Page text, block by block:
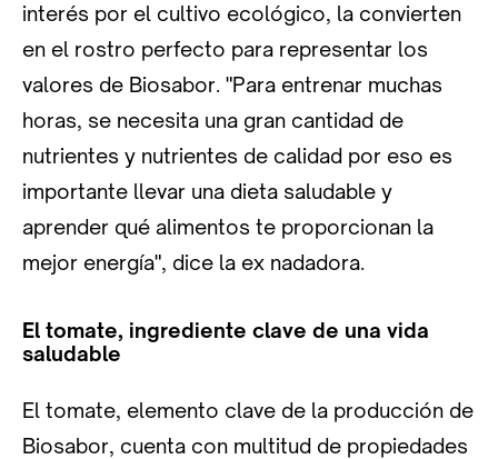
interés por el cultivo ecológico, la convierten
en el rostro perfecto para representar los
valores de Biosabor. "Para entrenar muchas
horas, se necesita una gran cantidad de
nutrientes y nutrientes de calidad por eso es
importante llevar una dieta saludable y
aprender qué alimentos te proporcionan la
mejor energía", dice la ex nadadora.
El tomate, ingrediente clave de una vida
saludable
El tomate, elemento clave de la producción de
Biosabor, cuenta con multitud de propiedades